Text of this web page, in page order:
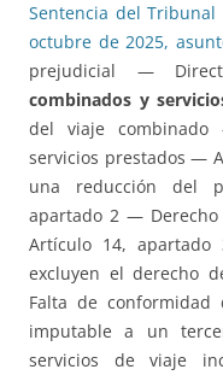
Sentencia del Tribunal
octubre de 2025,
prejudicial —
combinados y
del viaje
servicios prestados —
una reducción del
apartado 2 —
Artículo 14,
excluyen el derecho
Falta de conformidad
imputable a un
servicios de viaje